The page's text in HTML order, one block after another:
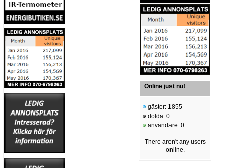
Online just nu!
gäster: 1855
dolda: 0
användare: 0
There aren't any users
online.